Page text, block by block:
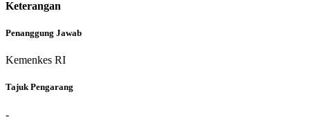
Keterangan
Penanggung Jawab
Kemenkes RI
Tajuk Pengarang
-